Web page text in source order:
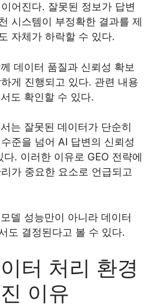
어진다. 잘못된 정보가 답변
시스템이 부정확한 결과를 제
자체가 하락할 수 있다.
데이터 품질과 신뢰성 확보
게 진행되고 있다. 관련 내용
도 확인할 수 있다.
는 잘못된 데이터가 단순히
준을 넘어 AI 답변의 신뢰성
. 이러한 이유로 GEO 전략에
가 중요한 요소로 언급되고
델 성능만이 아니라 데이터
도 결정된다고 볼 수 있다.
터 처리 환경
이유